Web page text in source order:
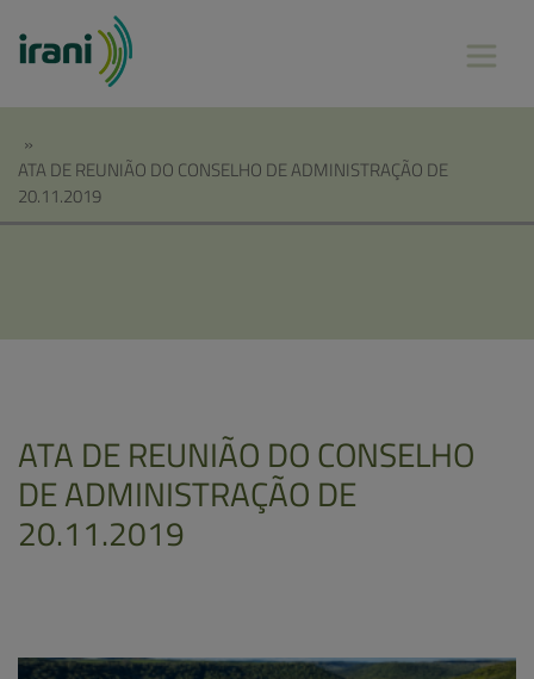
»
ATA DE REUNIÃO DO CONSELHO DE ADMINISTRAÇÃO DE
20.11.2019
ATA DE REUNIÃO DO CONSELHO
DE ADMINISTRAÇÃO DE
20.11.2019